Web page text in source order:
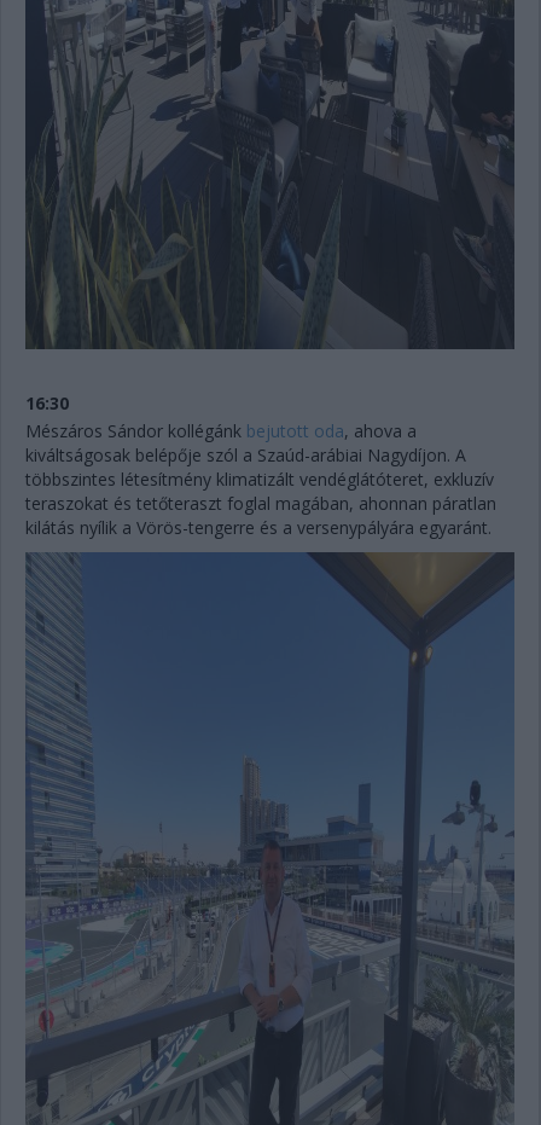
16:30
Mészáros Sándor kollégánk bejutott oda, ahova a
kiváltságosak belépője szól a Szaúd-arábiai Nagydíjon. A
többszintes létesítmény klimatizált vendéglátóteret, exkluzív
teraszokat és tetőteraszt foglal magában, ahonnan páratlan
kilátás nyílik a Vörös-tengerre és a versenypályára egyaránt.